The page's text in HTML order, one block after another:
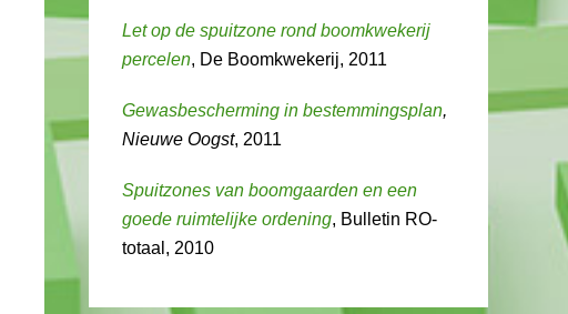
Let op de spuitzone rond boomkwekerij
percelen, De Boomkwekerij, 2011
Gewasbescherming in bestemmingsplan,
Nieuwe Oogst, 2011
Spuitzones van boomgaarden en een
goede ruimtelijke ordening, Bulletin RO-
totaal, 2010